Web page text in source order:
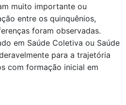
muito importante ou
entre os quinquênios,
foram observadas.
em Saúde Coletiva ou Saúde
para a trajetória
com formação inicial em